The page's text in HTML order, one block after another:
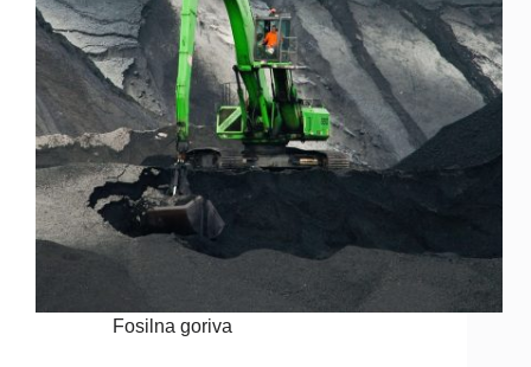
Fosilna goriva